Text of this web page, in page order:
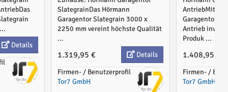
Details
SlategrainDas Hörmann
Garagentor Slategrain 3000 x
2250 mm vereint höchste Qualität
...
1.319,95 €
Details
Firmen- / Benutzerprofil
Tor7 GmbH
AntriebMit
Garagentor
Antrieb
Produk ...
1.408,95 €
Firmen- /
Tor7 GmbH